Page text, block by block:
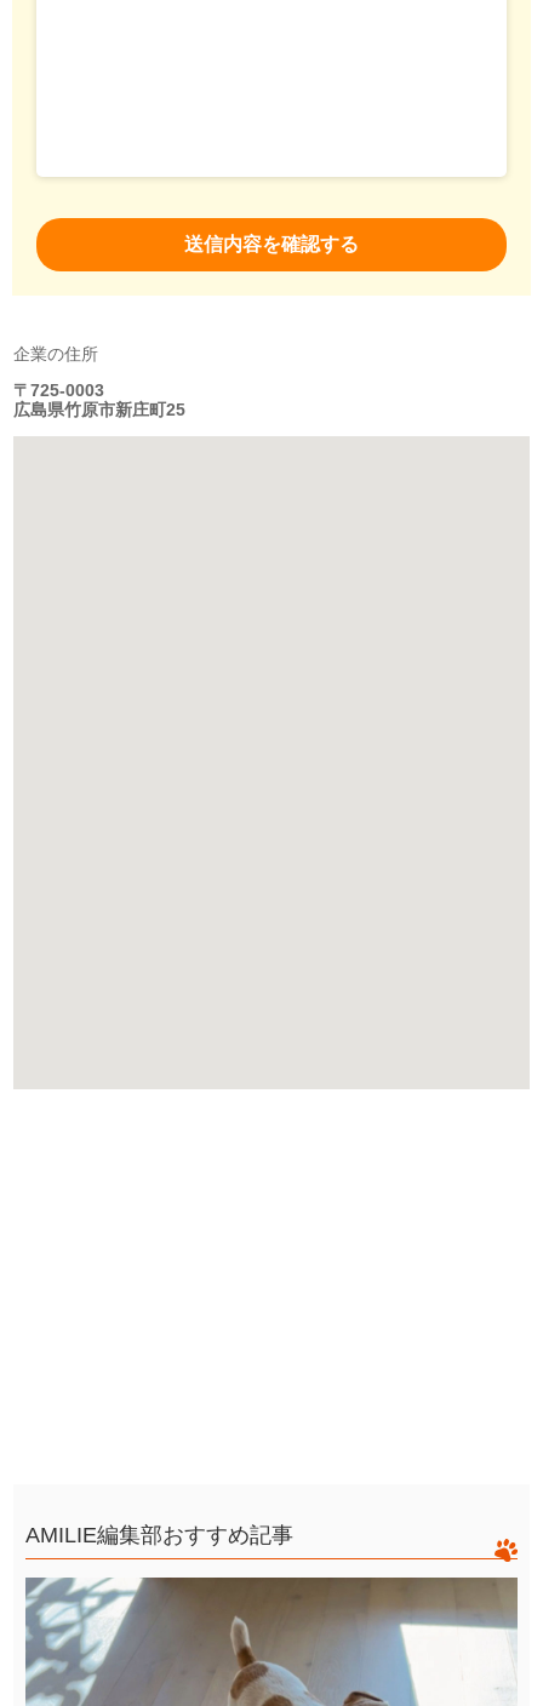
企業の住所
〒725-0003
広島県竹原市新庄町25
AMILIE編集部おすすめ記事